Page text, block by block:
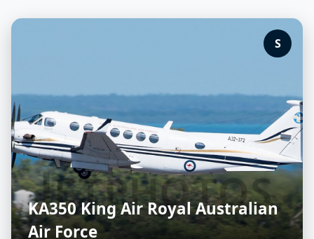
S
KA350 King Air Royal Australian
Air Force